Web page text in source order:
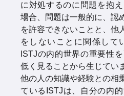
に対処するのに問題を抱
場合、問題は一般的に、認
を許容できないことと、他
をしないことに関係して
ISTJの内的世界の重要性
低く見ることから生じてい
他の人の知識や経験との相
ているISTJは、自分の内